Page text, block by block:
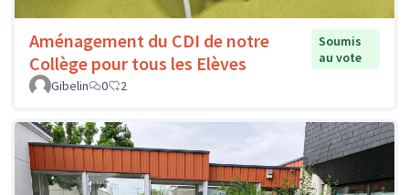
Aménagement du CDI de notre
Collège pour tous les Elèves
Soumis
au vote
Gibelin
0 2